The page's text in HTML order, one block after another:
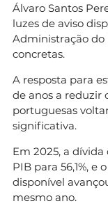
Álvaro Santos
luzes de aviso
Administração do
concretas.
A resposta para
de anos a reduzir
portuguesas
significativa.
Em 2025, a
PIB para 56,1%,
disponível
mesmo ano.